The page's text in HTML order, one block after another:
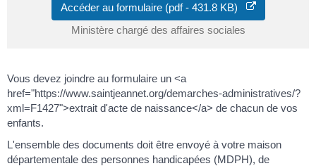
Accéder au formulaire (pdf - 431.8 KB)
Ministère chargé des affaires sociales
Vous devez joindre au formulaire un <a
href="https://www.saintjeannet.org/demarches-administratives/?
xml=F1427">extrait d'acte de naissance</a> de chacun de vos
enfants.
L'ensemble des documents doit être envoyé à votre maison
départementale des personnes handicapées (MDPH), de